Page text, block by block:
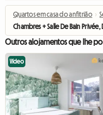
Quartos em casa do anfitrião ›
Chambres + Salle De Bain Privée,
Outros alojamentos que lhe
Vídeo